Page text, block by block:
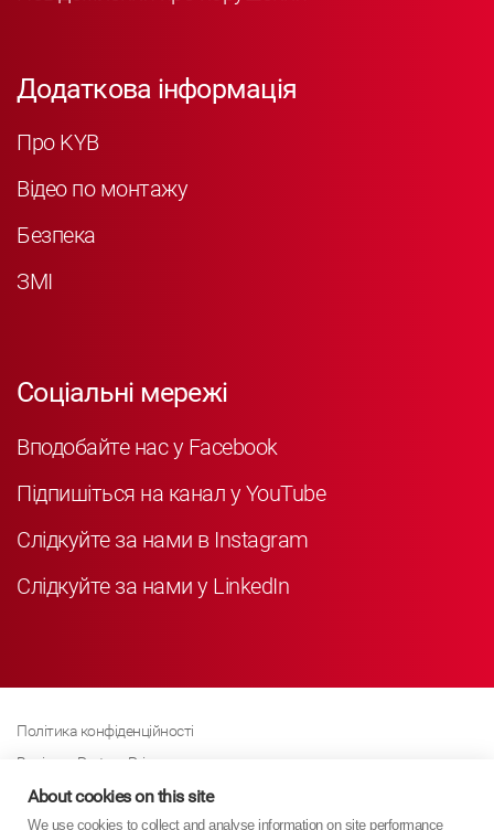
Додаткова інформація
Про KYB
Відео по монтажу
Безпека
ЗМІ
Соціальні мережі
Вподобайте нас у Facebook
Підпишіться на канал у YouTube
Слідкуйте за нами в Instagram
Слідкуйте за нами у LinkedIn
Політика конфіденційності
Business Partner Privacy
Політика щодо файлів cookie
Сучасна політика Закону про рабство
About cookies on this site
We use cookies to collect and analyse information on site performance